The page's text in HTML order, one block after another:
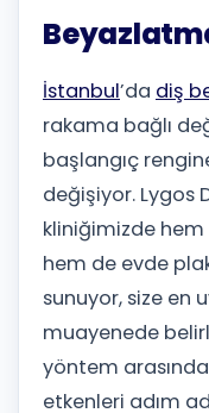
İstanbul’da diş
rakama bağlı
başlangıç
değişiyor. Lygos
kliniğimizde
hem de evde
sunuyor, size en
muayenede
yöntem
etkenleri adım